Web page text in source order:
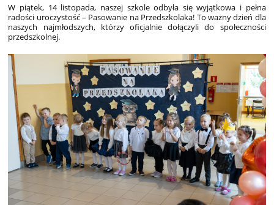
W piątek, 14 listopada, naszej szkole odbyła się wyjątkowa i pełna
radości uroczystość – Pasowanie na Przedszkolaka! To ważny dzień dla
naszych najmłodszych, którzy oficjalnie dołączyli do społeczności
przedszkolnej.